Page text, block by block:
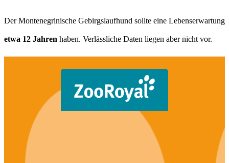
Der Montenegrinische Gebirgslaufhund sollte eine Lebenserwartung
etwa 12 Jahren haben. Verlässliche Daten liegen aber nicht vor.